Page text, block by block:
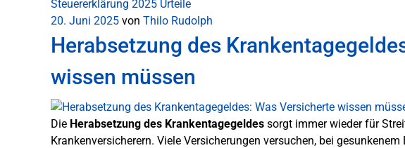
Steuererklärung 2025 Urteile
20. Juni 2025 von Thilo Rudolph
Herabsetzung des
wissen müssen
Die Herabsetzung des Krankentagegeldes sorgt immer wieder für
Krankenversicherern. Viele Versicherungen versuchen, bei